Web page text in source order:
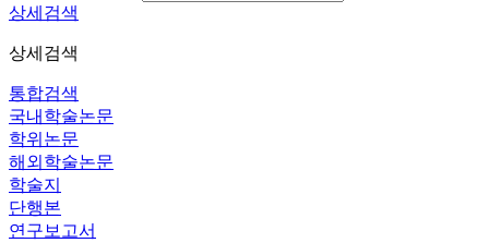
상세검색
상세검색
통합검색
국내학술논문
학위논문
해외학술논문
학술지
단행본
연구보고서